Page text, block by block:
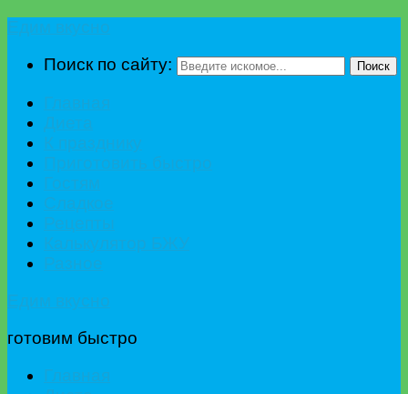
Поиск по сайту:
Поиск
готовим быстро